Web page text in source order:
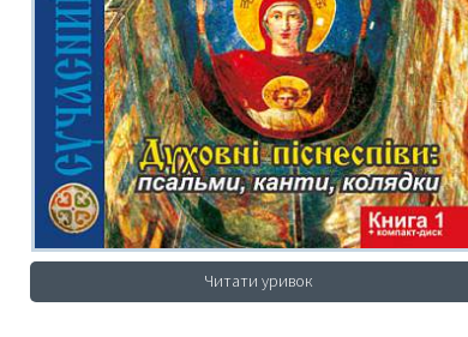
Читати уривок